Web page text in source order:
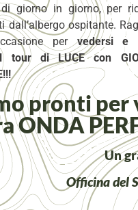
di giorno in giorno, per
dall’albergo ospitante.
pervedersi e
tour di LUCE con
pronti per
ONDA
Un
Officina del